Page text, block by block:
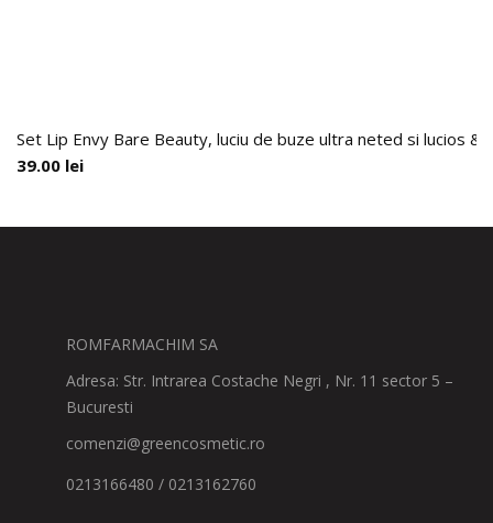
Set Lip Envy Bare Beauty, luciu de buze ultra neted si lucios
39.00 lei
ROMFARMACHIM SA
Adresa: Str. Intrarea Costache Negri , Nr. 11 sector 5 –
Bucuresti
comenzi@greencosmetic.ro
0213166480 / 0213162760